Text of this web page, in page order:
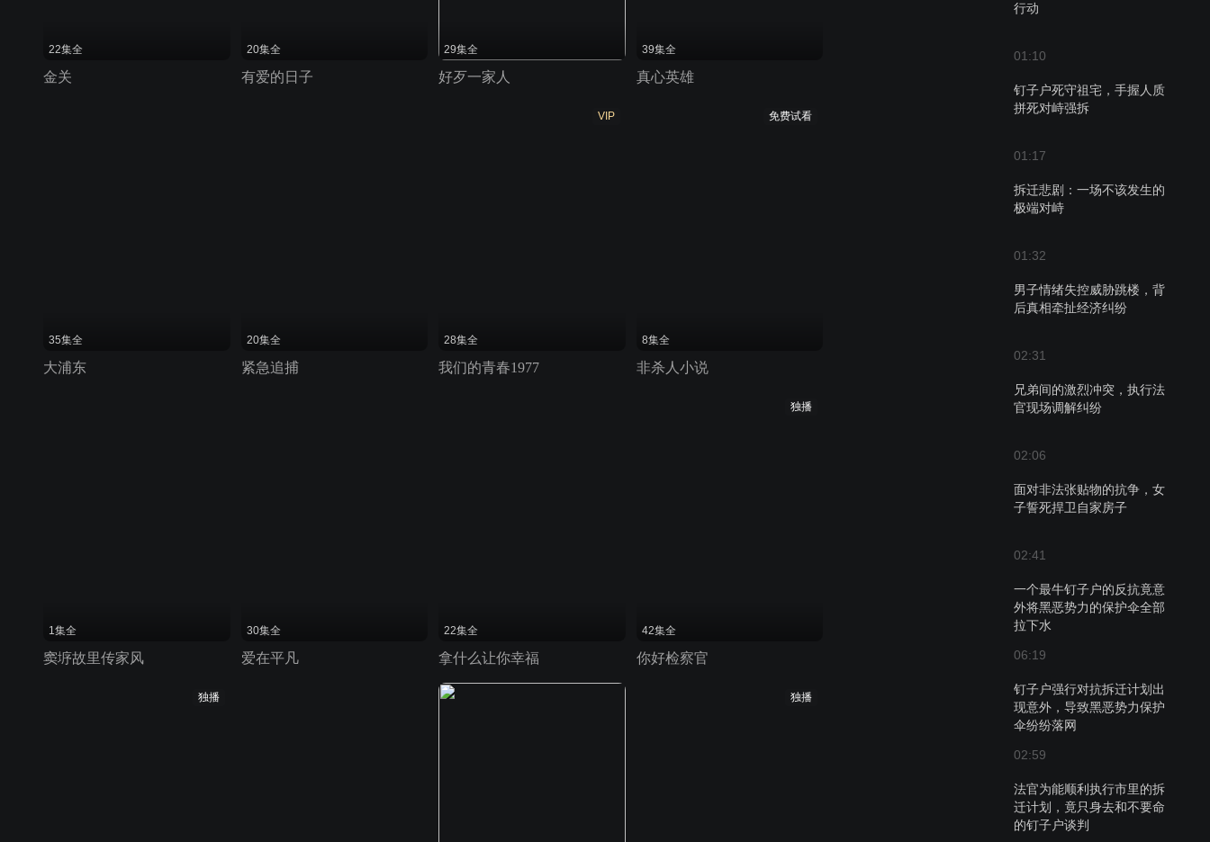
行动
01:10
钉子户死守祖宅，手握人质
拼死对峙强拆
01:17
拆迁悲剧：一场不该发生的
极端对峙
01:32
男子情绪失控威胁跳楼，背
后真相牵扯经济纠纷
02:31
兄弟间的激烈冲突，执行法
官现场调解纠纷
02:06
面对非法张贴物的抗争，女
子誓死捍卫自家房子
02:41
一个最牛钉子户的反抗竟意
外将黑恶势力的保护伞全部
拉下水
06:19
钉子户强行对抗拆迁计划出
现意外，导致黑恶势力保护
伞纷纷落网
02:59
法官为能顺利执行市里的拆
迁计划，竟只身去和不要命
的钉子户谈判
22集全
金关
20集全
有爱的日子
29集全
好歹一家人
39集全
真心英雄
35集全
大浦东
20集全
紧急追捕
VIP
28集全
我们的青春1977
免费试看
8集全
非杀人小说
1集全
窦垿故里传家风
30集全
爱在平凡
22集全
拿什么让你幸福
独播
42集全
你好检察官
独播 独播